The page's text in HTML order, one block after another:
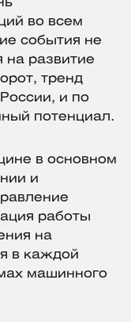
во всем
события не
на развитие
тренд
и по
потенциал.
в основном
и
работы
на
в каждой
машинного